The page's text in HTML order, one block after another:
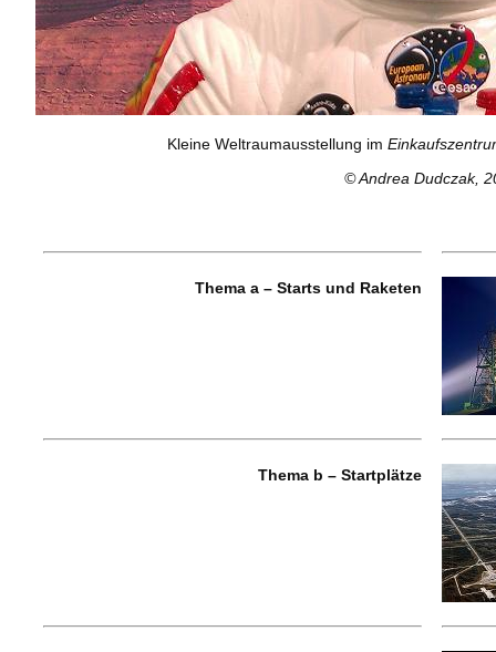
Kleine Weltraumausstellung im
© Andrea Dudczak,
Thema a – Starts und Raketen
Thema b – Startplätze